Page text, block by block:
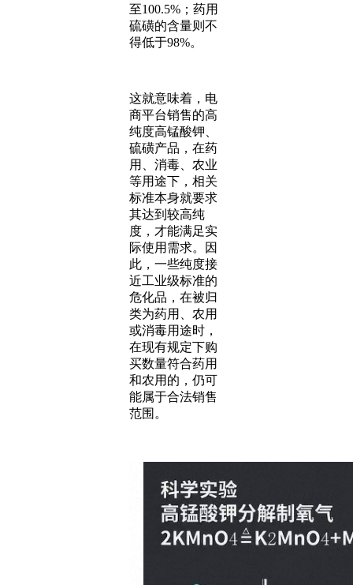
至100.5%；药用
硫磺的含量则不
得低于98%。
这就意味着，电
商平台销售的高
纯度高锰酸钾、
硫磺产品，在药
用、消毒、农业
等用途下，相关
标准本身就要求
其达到较高纯
度，才能满足实
际使用需求。因
此，一些纯度接
近工业级标准的
危化品，在被归
类为药用、农用
或消毒用途时，
在现有规定下购
买数量符合药用
和农用的，仍可
能属于合法销售
范围。